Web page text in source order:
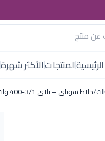
المنتجاتالأكثر شهرة
/خلاط سوناي – بلاي 3/1-400 وات , 1.5 لتر , 3 سرعات, اسود MAR – 2300